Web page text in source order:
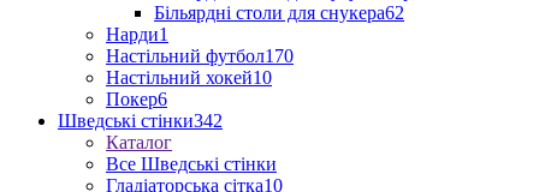
Більярдні столи для снукера62
Нарди1
Настільний футбол170
Настільний хокей10
Покер6
Шведські стінки342
Каталог
Все Шведські стінки
Гладіаторська сітка10